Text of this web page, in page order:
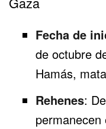
Fecha de
de octubre
Hamás,
Rehenes: